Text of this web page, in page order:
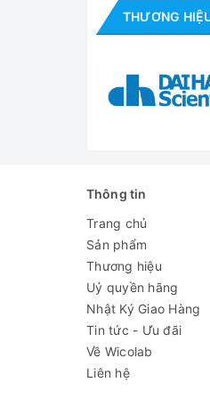
Thời gian cài
Kích thước
trong (L*W*H）
Công suất gia
nhiệt
Van xả
Nguồn điện
Khối lượng
THƯƠNG
Thông tin
Trang chủ
Sản phẩm
Thương hiệu
Uỷ quyền hãng
Nhật Ký Giao Hàng
Tin tức - Ưu đãi
Về Wicolab
Liên hệ